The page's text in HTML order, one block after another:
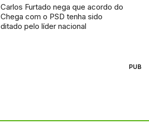
Carlos Furtado nega que acordo do
Chega com o PSD tenha sido
ditado pelo líder nacional
PUB